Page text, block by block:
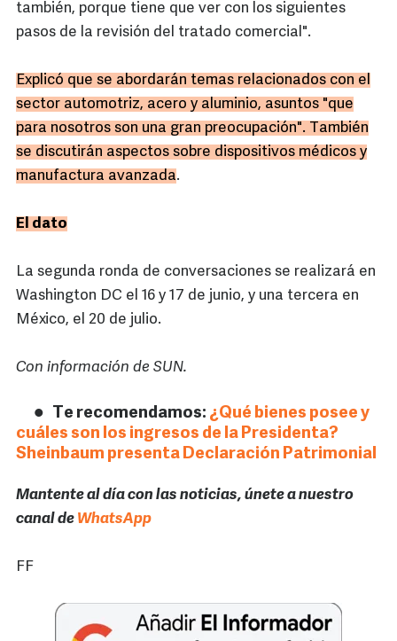
también, porque tiene que ver con los siguientes
pasos de la revisión del tratado comercial".
Explicó que se abordarán temas relacionados con el
sector automotriz, acero y aluminio, asuntos "que
para nosotros son una gran preocupación". También
se discutirán aspectos sobre dispositivos médicos y
manufactura avanzada.
El dato
La segunda ronda de conversaciones se realizará en
Washington DC el 16 y 17 de junio, y una tercera en
México, el 20 de julio.
Con información de SUN.
Te recomendamos: ¿Qué bienes posee y
cuáles son los ingresos de la Presidenta?
Sheinbaum presenta Declaración Patrimonial
Mantente al día con las noticias, únete a nuestro
canal de WhatsApp
FF